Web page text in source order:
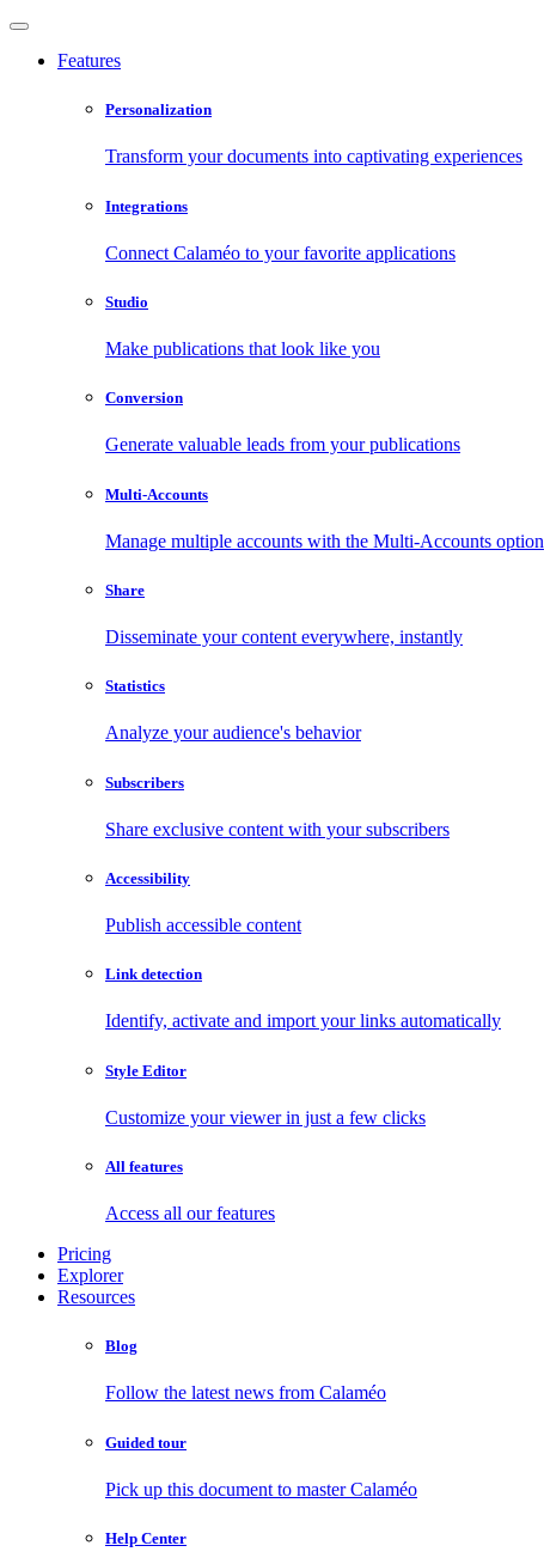
Features
Personalization
Transform your documents into captivating experiences
Integrations
Connect Calaméo to your favorite applications
Studio
Make publications that look like you
Conversion
Generate valuable leads from your publications
Multi-Accounts
Manage multiple accounts with the Multi-Accounts option
Share
Disseminate your content everywhere, instantly
Statistics
Analyze your audience's behavior
Subscribers
Share exclusive content with your subscribers
Accessibility
Publish accessible content
Link detection
Identify, activate and import your links automatically
Style Editor
Customize your viewer in just a few clicks
All features
Access all our features
Pricing
Explorer
Resources
Blog
Follow the latest news from Calaméo
Guided tour
Pick up this document to master Calaméo
Help Center